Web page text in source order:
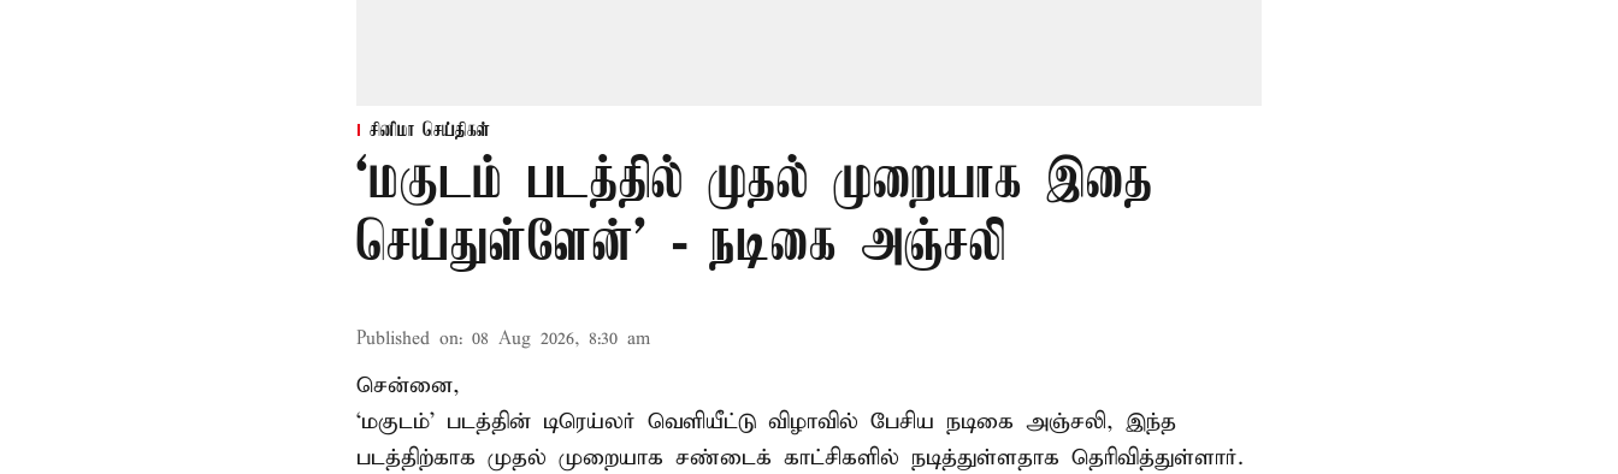
சினிமா செய்திகள்
‘மகுடம் படத்தில் முதல் முறையாக இதை
செய்துள்ளேன்’ - நடிகை அஞ்சலி
Published on: 08 Aug 2026, 8:30 am
சென்னை,
‘மகுடம்’ படத்தின் டிரெய்லர் வெளியீட்டு விழாவில் பேசிய நடிகை அஞ்சலி, இந்த
படத்திற்காக முதல் முறையாக சண்டைக் காட்சிகளில் நடித்துள்ளதாக தெரிவித்துள்ளார்.